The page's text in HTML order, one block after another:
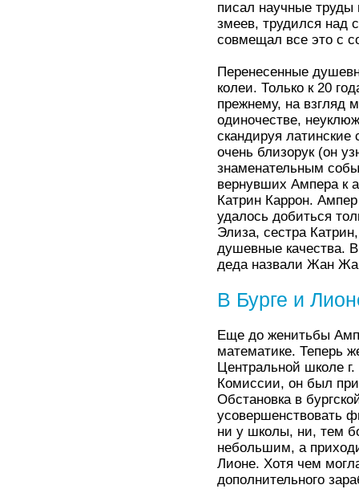
писал научные труды
змеев, трудился над
совмещал все это с
Перенесенные
колеи. Только к 20
прежнему, на взгляд
одиночестве,
скандируя
очень близорук (он
знаменательным
вернувших Ампера к
Катрин Каррон.
удалось добиться
Элиза, сестра
душевные качества. В
деда назвали Жан
В Бурге и
Еще до женитьбы
математике. Теперь
Центральной школе
Комиссии, он был
Обстановка в
усовершенствовать
ни у школы, ни, тем
небольшим, а
Лионе. Хотя чем
дополнительного